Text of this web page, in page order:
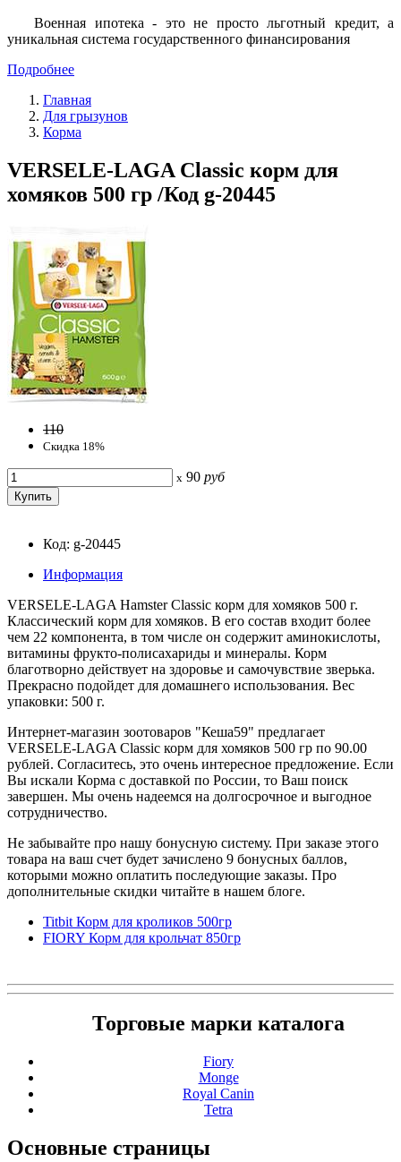
Военная ипотека - это не просто льготный кредит, а
уникальная система государственного финансирования
Подробнее
Главная
Для грызунов
Корма
VERSELE-LAGA Classic корм для
хомяков 500 гр /Код g-20445
110
Скидка 18%
x 90 руб
Код: g-20445
Информация
VERSELE-LAGA Hamster Classic корм для хомяков 500 г.
Классический корм для хомяков. В его состав входит более
чем 22 компонента, в том числе он содержит аминокислоты,
витамины фрукто-полисахариды и минералы. Корм
благотворно действует на здоровье и самочувствие зверька.
Прекрасно подойдет для домашнего использования. Вес
упаковки: 500 г.
Интернет-магазин зоотоваров "Кеша59" предлагает
VERSELE-LAGA Classic корм для хомяков 500 гр по 90.00
рублей. Согласитесь, это очень интересное предложение. Если
Вы искали Корма с доставкой по России, то Ваш поиск
завершен. Мы очень надеемся на долгосрочное и выгодное
сотрудничество.
Не забывайте про нашу бонусную систему. При заказе этого
товара на ваш счет будет зачислено 9 бонусных баллов,
которыми можно оплатить последующие заказы. Про
дополнительные скидки читайте в нашем блоге.
Titbit Корм для кроликов 500гр
FIORY Корм для крольчат 850гр
Торговые марки каталога
Fiory
Monge
Royal Canin
Tetra
Основные страницы